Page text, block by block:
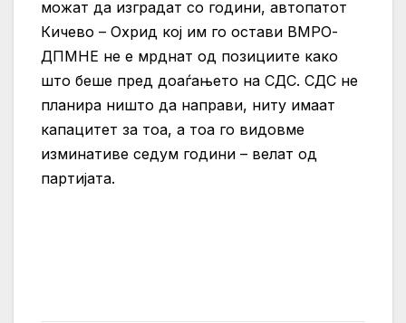
можат да изградат со години, автопатот
Кичево – Охрид кој им го остави ВМРО-
ДПМНЕ не е мрднат од позициите како
што беше пред доаѓањето на СДС. СДС не
планира ништо да направи, ниту имаат
капацитет за тоа, а тоа го видовме
изминативе седум години – велат од
партијата.